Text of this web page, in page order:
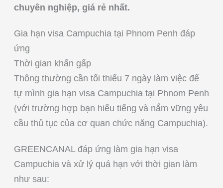
chuyên nghiệp, giá rẻ nhất.
Gia hạn visa Campuchia tại Phnom Penh đáp
ứng
Thời gian khẩn gấp
Thông thường cần tối thiểu 7 ngày làm việc để
tự mình gia hạn visa Campuchia tại Phnom Penh
(với trường hợp bạn hiểu tiếng và nắm vững yêu
cầu thủ tục của cơ quan chức năng Campuchia).
GREENCANAL đáp ứng làm gia hạn visa
Campuchia và xử lý quá hạn với thời gian làm
như sau: